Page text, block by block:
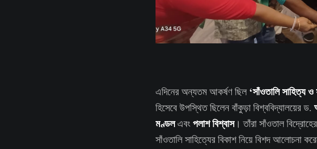
এদিনের অন্যতম আকর্ষণ ছিল ‘সাঁওতালি সাহিত্য
হিসেবে উপস্থিত ছিলেন বাঁকুড়া বিশ্ববিদ্যালয়ের ড.
মণ্ডলএবংপলাশ বিশ্বাস। তাঁরা সাঁওতাল
সাঁওতালি সাহিত্যের বিকাশ নিয়ে বিশদ